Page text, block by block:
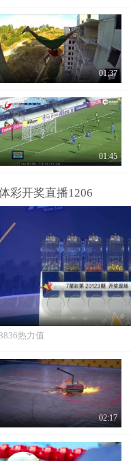
01:37
01:45
彩开奖直播1206
热力值
02:17